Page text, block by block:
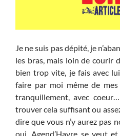
Je ne suis pas dépité, je
les bras, mais loin de courir
bien trop vite, je fais avec
faire par moi même de
tranquillement, avec
trouver cela suffisant ou
dire que vous n’y aurez pas
oui, Agend’Havre se veut